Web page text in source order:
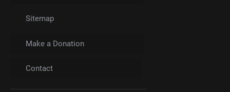
Sitemap
Make a Donation
Contact